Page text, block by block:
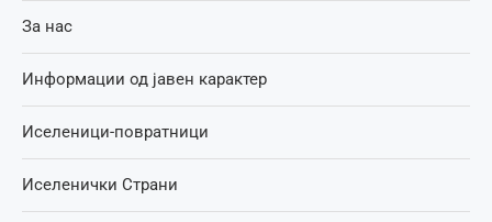
За нас
Информации од јавен карактер
Иселеници-повратници
Иселенички Страни